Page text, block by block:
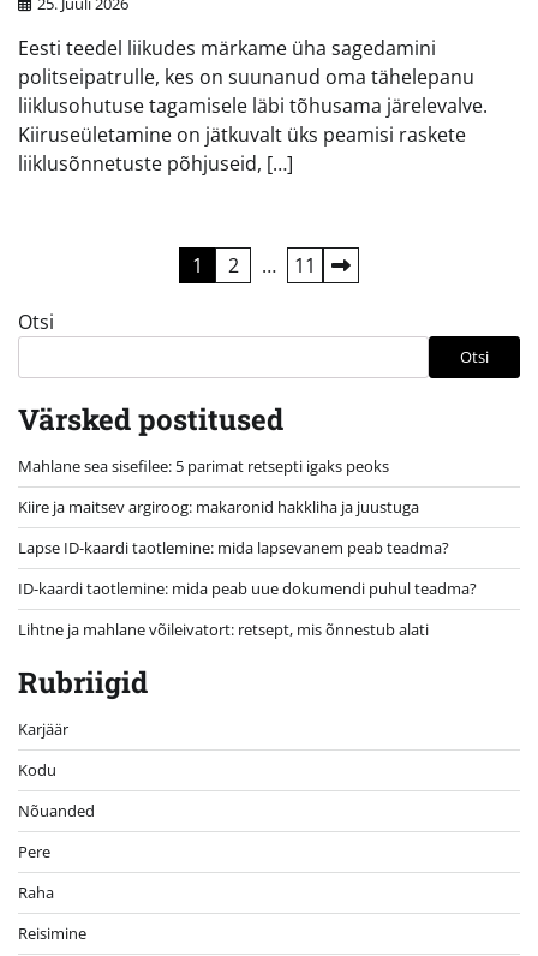
Eesti teedel liikudes märkame üha sagedamini
politseipatrulle, kes on suunanud oma tähelepanu
liiklusohutuse tagamisele läbi tõhusama järelevalve.
Kiiruseületamine on jätkuvalt üks peamisi raskete
liiklusõnnetuste põhjuseid, […]
leheküljendus
1 2 … 11
Otsi
Otsi
Värsked postitused
Mahlane sea sisefilee: 5 parimat retsepti igaks peoks
Kiire ja maitsev argiroog: makaronid hakkliha ja juustuga
Lapse ID-kaardi taotlemine: mida lapsevanem peab teadma?
ID-kaardi taotlemine: mida peab uue dokumendi puhul teadma?
Lihtne ja mahlane võileivatort: retsept, mis õnnestub alati
Rubriigid
Karjäär
Kodu
Nõuanded
Pere
Raha
Reisimine